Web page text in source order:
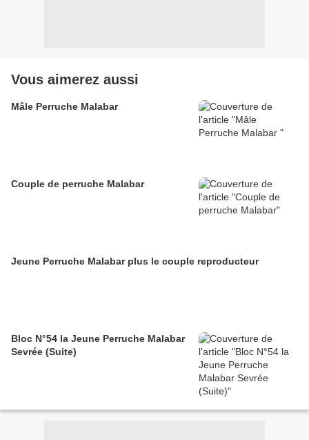
Vous aimerez aussi
Mâle Perruche Malabar
Couple de perruche Malabar
Jeune Perruche Malabar plus le couple reproducteur
Bloc N°54 la Jeune Perruche Malabar
Sevrée (Suite)